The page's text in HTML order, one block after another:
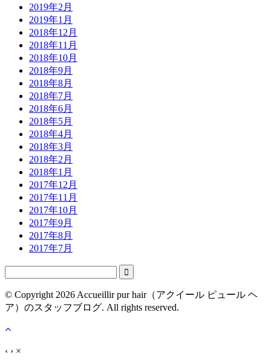
2019年2月
2019年1月
2018年12月
2018年11月
2018年10月
2018年9月
2018年8月
2018年7月
2018年6月
2018年5月
2018年4月
2018年3月
2018年2月
2018年1月
2017年12月
2017年11月
2017年10月
2017年9月
2017年8月
2017年7月

© Copyright 2026 Accueillir pur hair（アクイール ピュール ヘ
ア）のスタッフブログ. All rights reserved.
‹ › ×